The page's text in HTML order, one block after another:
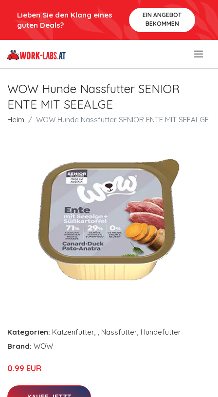
Lieben Sie den Klang eines
guten Deals?
EIN ANGEBOT
BEKOMMEN
WOW Hunde Nassfutter SENIOR
ENTE MIT SEEALGE
Heim WOW Hunde Nassfutter SENIOR ENTE MIT SEEALGE
Kategorien: Katzenfutter Nassfutter Hundefutter
Brand: WOW
0.99 EUR